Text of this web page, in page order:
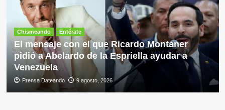
Chismeando Entérate
El mensaje con el que Ricardo Montaner
pidió a Abelardo de la Espriella ayudar a
Venezuela
Prensa Dateando 9 agosto, 2026